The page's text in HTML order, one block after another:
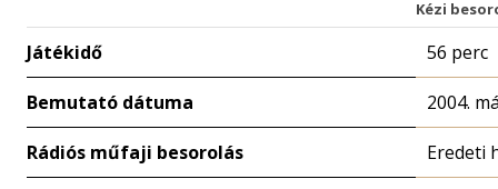
Kézi
Játékidő 56 perc
Bemutató dátuma 2004.
Rádiós műfaji besorolás Eredeti